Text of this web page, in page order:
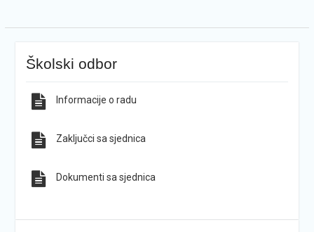
Školski odbor
Informacije o radu
Zaključci sa sjednica
Dokumenti sa sjednica